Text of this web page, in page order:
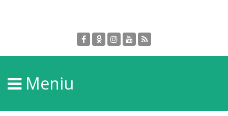
DGPDC
Informații
despre
Meniu